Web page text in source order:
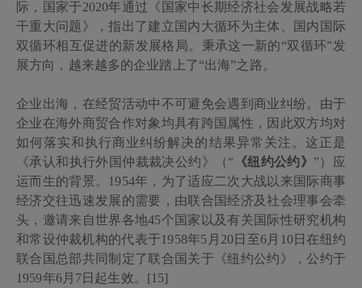
际，国家于2020年通过《国家中长期经济社会发展战略若
干重大问题》，指出了建立国内大循环为主体、国内国际
双循环相互促进的新发展格局。秉承这一新的“双循环”发
展方向，越来越多的企业踏上了“出海”之路。
企业出海，在经贸活动中不可避免会遇到商业纠纷。由于
企业在海外商贸合作对象均具有跨国属性，因此双方均对
如何落实和执行商业纠纷解决的结果异常关注。这正是
《承认和执行外国仲裁裁决公约》（ “ 《纽约公约》 ”）应
运而生的背景。
1954年，为了适应二次大战以来国际商事
经济交往迅速发展的需要，由联合国经济及社会理事会牵
头，邀请来自世界各地45个国家以及有关国际性研究机构
和常设仲裁机构的代表于1958年5 月 20 日至6月 10日在纽约
联合国总部共同制定了联合国关于《纽约公约》，公约于
1959年6月 7 日起生效。[15]